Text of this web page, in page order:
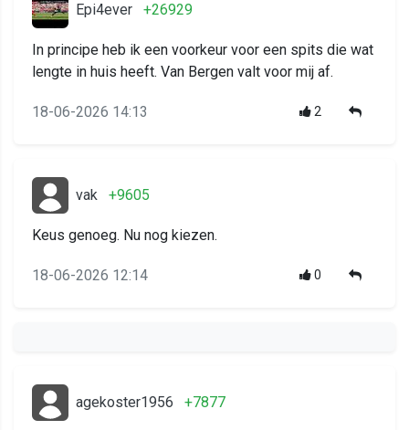
Epi4ever +26929
In principe heb ik een voorkeur voor een spits die wat
lengte in huis heeft. Van Bergen valt voor mij af.
18-06-2026 14:13 2
vak +9605
Keus genoeg. Nu nog kiezen.
18-06-2026 12:14 0
agekoster1956 +7877